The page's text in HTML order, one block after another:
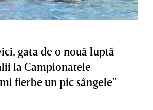
gata de o nouă luptă
la Campionatele
fierbe un pic sângele”